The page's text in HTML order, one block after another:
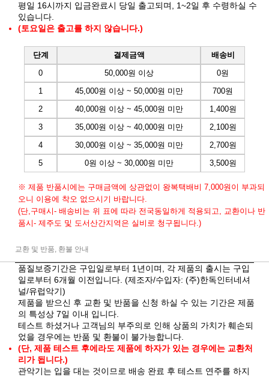
평일 16시까지 입금완료시 당일 출고되며, 1~2일 후 수령하실 수
있습니다.
(토요일은 출고를 하지 않습니다.)
단계 결제금액
배송비
0
50,000원 이상
0원
1
45,000원 이상 ~ 50,000원 미만
700원
2
40,000원 이상 ~ 45,000원 미만
1,400원
3
35,000원 이상 ~ 40,000원 미만
2,100원
4
30,000원 이상 ~ 35,000원 미만
2,700원
5
0원 이상 ~ 30,000원 미만 3,500원
※ 제품 반품시에는 구매금액에 상관없이 왕복택배비 7,000원이 부과되
오니 이용에 착오 없으시기 바랍니다.
(단,구매시- 배송비는 위 표에 따라 전국동일하게 적용되고, 교환이나 반
품시- 제주도 및 도서산간지역은 실비로 청구됩니다.)
교환 및 반품, 환불 안내
품질보증기간은 구입일로부터 1년이며, 각 제품의 출시는 구입
일로부터 6개월 이전입니다. (제조자/수입자: (주)한독인터네셔
널/유럽악기)
제품을 받으신 후 교환 및 반품을 신청 하실 수 있는 기간은 제품
의 특성상 7일 이내 입니다.
테스트 하셨거나 고객님의 부주의로 인해 상품의 가치가 훼손되
었을 경우에는 반품 및 환불이 불가능합니다.
(단, 제품 테스트 후에라도 제품에 하자가 있는 경우에는 교환처
리가 됩니다.)
관악기는 입을 대는 것이므로 배송 완료 후 테스트 연주를 하지